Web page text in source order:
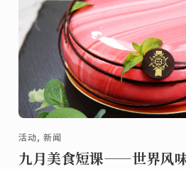
活动, 新闻
九月美食短课——世界风